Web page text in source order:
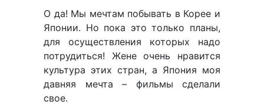
О да! Мы мечтам побывать в Корее и
Японии. Но пока это только планы,
для осуществления которых надо
потрудиться! Жене очень нравится
культура этих стран, а Япония моя
давняя мечта – фильмы сделали
свое.